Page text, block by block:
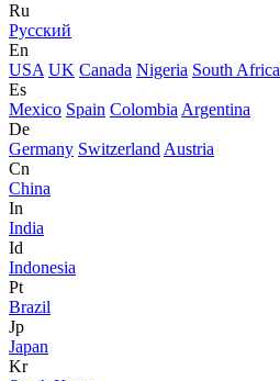
Ru
Русский
En
USA UK Canada Nigeria South Africa
Es
Mexico Spain Colombia Argentina
De
Germany Switzerland Austria
Cn
China
In
India
Id
Indonesia
Pt
Brazil
Jp
Japan
Kr